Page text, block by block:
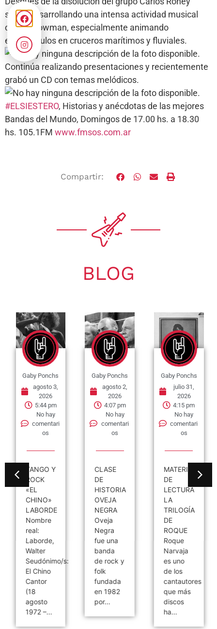
siguió desarrollando una intensa actividad musical
como showman, especialmente animando
espectáculos en cruceros marítimos y fluviales.
Continúa realizando presentaciones y recientemente
grabó un CD con temas melódicos.
#ELSIESTERO, Historias y anécdotas de las mejores
Bandas del Mundo, Domingos de 17.00 hs. a 18.30
hs. 105.1FM www.fmsos.com.ar
Compartir:
BLOG
Gaby Ponchs
agosto 3,
2026
5:44 pm
No hay
comentari
os
TANGO Y
ROCK
«EL
CHINO»
LABORDE
Nombre
real:
Laborde,
Walter
Seudónimo/s:
El Chino
Cantor
(18
agosto
1972 –...
Gaby Ponchs
agosto 2,
2026
4:07 pm
No hay
comentari
os
CLASE
DE
HISTORIA
OVEJA
NEGRA
Oveja
Negra
fue una
banda
de rock y
folk
fundada
en 1982
por...
Gaby Ponchs
julio 31,
2026
4:15 pm
No hay
comentari
os
MATERIAL
DE
LECTURA
LA
TRILOGÍA
DE
ROQUE
Roque
Narvaja
es uno
de los
cantautores
que más
discos
ha...